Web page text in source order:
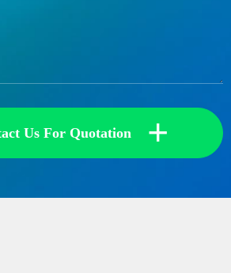
Us For Quotation +